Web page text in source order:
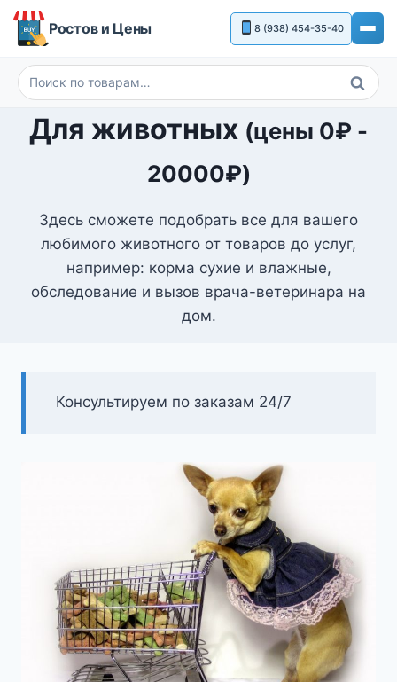
Перейти
Ростов и Цены 8 (938) 454-35-40
Искать:
Поиск
Для животных (цены 0₽ -
20000₽)
Здесь сможете подобрать все для вашего
любимого животного от товаров до услуг,
например: корма сухие и влажные,
обследование и вызов врача-ветеринара на
дом.
Консультируем по заказам 24/7